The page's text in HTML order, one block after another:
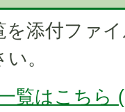
を添付ファ
。
覧はこちら